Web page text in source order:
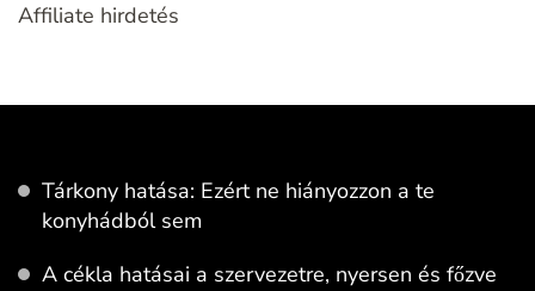
Affiliate hirdetés
Tárkony hatása: Ezért ne hiányozzon a te
konyhádból sem
A cékla hatásai a szervezetre, nyersen és főzve